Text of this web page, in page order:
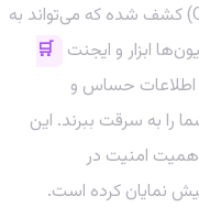
حیاتی در یک پکیج متن-باز (Open Source) کشف شده که می‌تواند به
ابزار و ایجنت 🛒
اطلاعات حساس و
را به سرقت ببرند. این
امنیت در
نمایان کرده است.